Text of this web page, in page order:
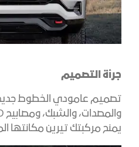
جرأة التصميم
تصميم عامودي الخطوط جديد
يمنح مركبتك تيرين مكانتها